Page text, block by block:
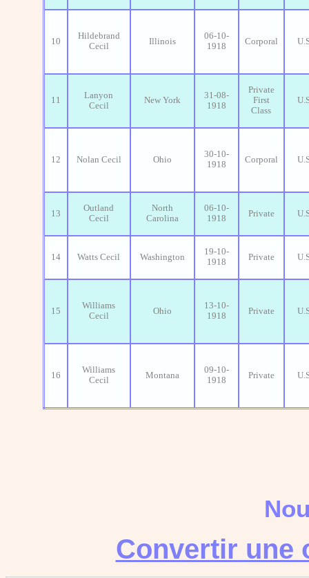
10
Hildebrand
Cecil
Illinois
06-10-
1918
Corporal
11
Lanyon
Cecil
New York
31-08-
1918
Private
First
Class
12 Nolan Cecil Ohio
30-10-
1918
Corporal
13
Outland
Cecil
North
Carolina
06-10-
1918
Private
14 Watts Cecil Washington
19-10-
1918
Private
15
Williams
Cecil
Ohio
13-10-
1918
Private
16
Williams
Cecil
Montana
09-10-
1918
Private
Convertir une